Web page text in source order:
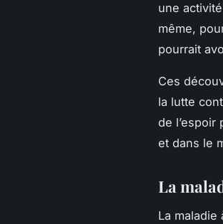
une
même,
pourrait
Ces
la lutte
de
et dans le
La
La maladie